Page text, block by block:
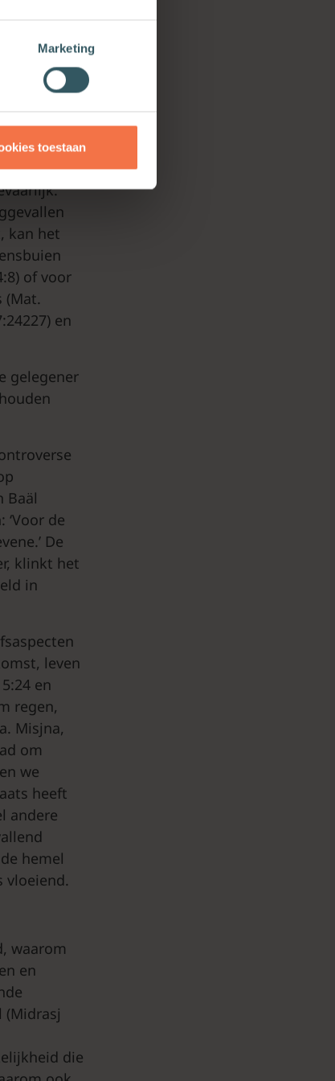
Marketing
toestaan
zijn
is niet
12:10;
in een
kan het
of voor
(Mat.
en
gelegener
Baäl
de
De
klinkt het
in
leven
en
regen,
Misjna,
om
we
heeft
andere
hemel
vloeiend.
waarom
en
(Midrasj
die